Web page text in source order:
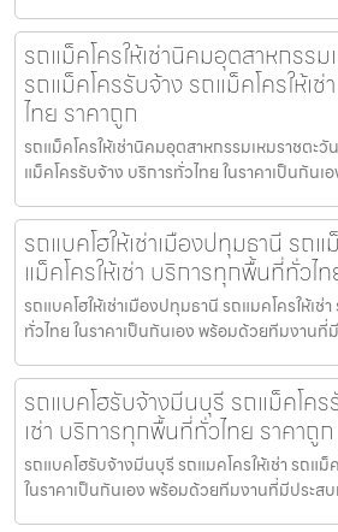
รถแม็คโครให้เช่านิคมอุตสาหกรร
รถแม็คโครรับจ้าง รถแม็คโครให้เ
ไทย ราคาถูก
รถแม็คโครให้เช่านิคมอุตสาหกรรมเหมราชตะวั
แม็คโครรับจ้าง บริการทั่วไทย ในราคาเป็นกัน
รถแบคโฮให้เช่าเมืองปทุมธานี รถ
แม็คโครให้เช่า บริการทุกพื้นที่ทั่วไ
รถแบคโฮให้เช่าเมืองปทุมธานี รถแมคโครให้เช่
ทั่วไทย ในราคาเป็นกันเอง พร้อมด้วยทีมงานที่
รถแบคโฮรับจ้างมีนบุรี รถแม็คโคร
เช่า บริการทุกพื้นที่ทั่วไทย ราคาถูก
รถแบคโฮรับจ้างมีนบุรี รถแมคโครให้เช่า รถแม็
ในราคาเป็นกันเอง พร้อมด้วยทีมงานที่มีประส